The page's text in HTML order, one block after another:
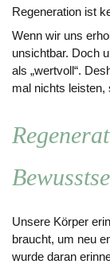
Regeneration ist
Wenn wir uns
unsichtbar. Doch
als „wertvoll“.
mal nichts leisten,
Unsere Körper
braucht, um neu
wurde daran